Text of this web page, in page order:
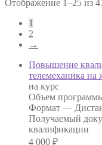
Отображение 1–25 из
1
2
→
Повышение
телемеханика на
на курс
Объем
Формат —
Получаемый
квалификации
4 000 ₽